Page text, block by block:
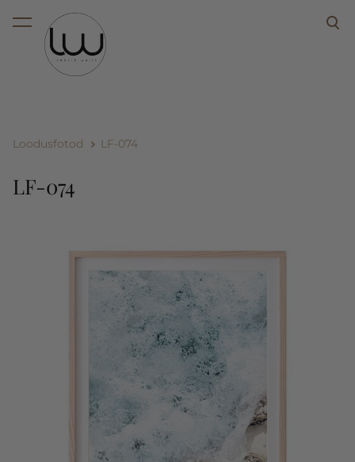
lisati ostukorvi.
Loodusfotod LF-074
LF-074